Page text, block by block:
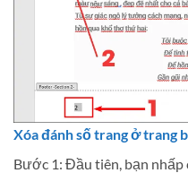
Xóa đánh số trang ở trang
Bước 1: Đầu tiên, bạn nhấp